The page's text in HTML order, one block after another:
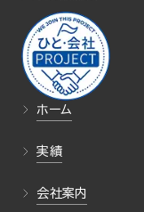
ホーム
実績
会社案内